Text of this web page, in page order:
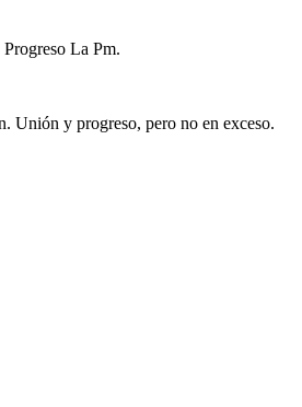
La Pm.
Unión y progreso, pero no en exceso.